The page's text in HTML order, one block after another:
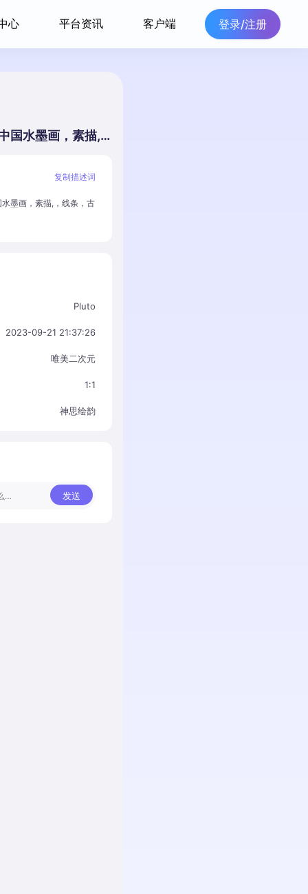
心 平台资讯 客户端 登录/注册
古装少女，传统中国水墨画，素描,，线条，古典汉服，优雅，
复制描述词
墨画，素描,，线条，古
Pluto
2023-09-21 21:37:26
唯美二次元
1:1
神思绘韵
发送